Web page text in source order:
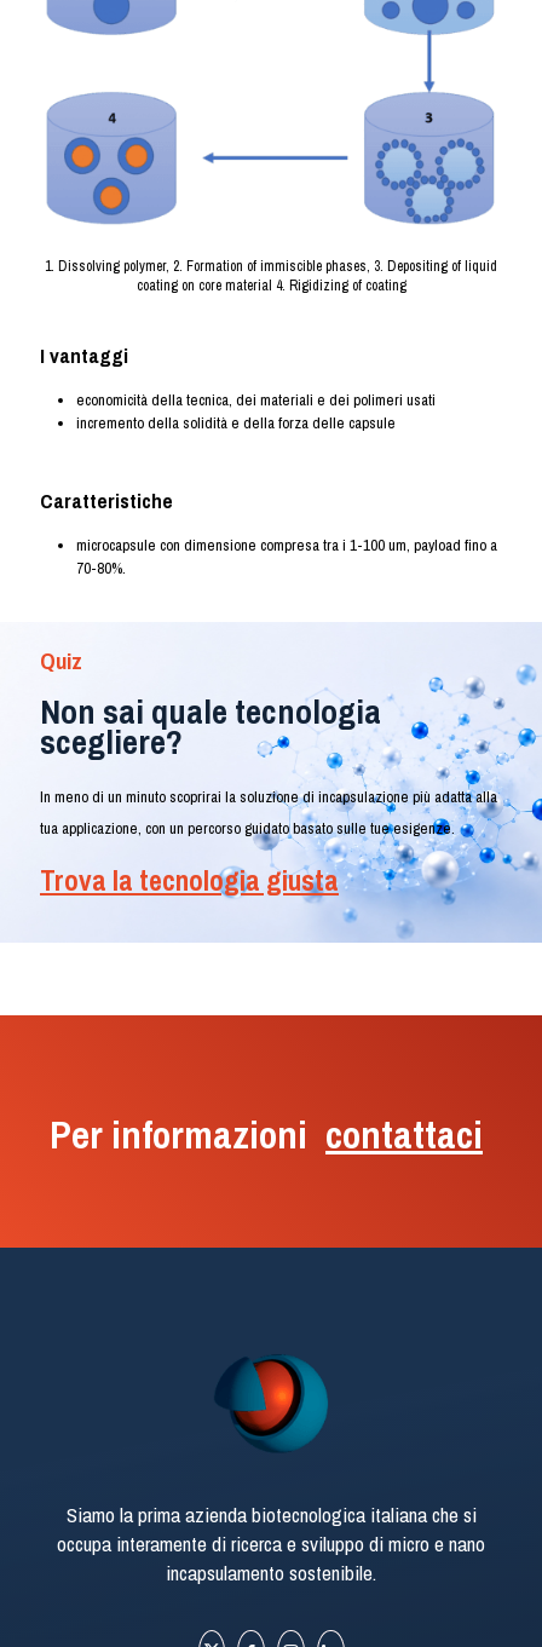
1. Dissolving polymer, 2. Formation of immiscible phases, 3. Depositing of liquid
coating on core material 4. Rigidizing of coating
I vantaggi
economicità della tecnica, dei materiali e dei polimeri usati
incremento della solidità e della forza delle capsule
Caratteristiche
microcapsule con dimensione compresa tra i 1-100 um, payload fino a
70-80%.
Quiz
Non sai quale tecnologia
scegliere?
In meno di un minuto scoprirai la soluzione di incapsulazione più adatta alla
tua applicazione, con un percorso guidato basato sulle tue esigenze.
Trova la tecnologia giusta
Per informazioni contattaci
Siamo la prima azienda biotecnologica italiana che si
occupa interamente di ricerca e sviluppo di micro e nano
incapsulamento sostenibile.